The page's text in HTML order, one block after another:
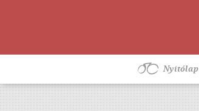
Nyitólap